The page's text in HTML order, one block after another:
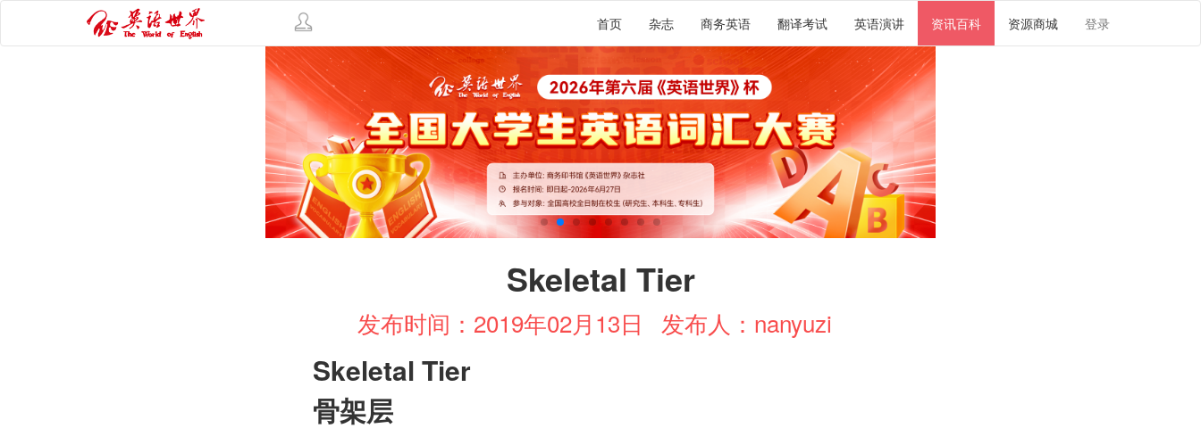
首页 杂志 商务英语 翻译考试 英语演讲 资讯百科 资源商城 登录
Skeletal Tier
发布时间：2019年02月13日 发布人：nanyuzi
Skeletal Tier
骨架层